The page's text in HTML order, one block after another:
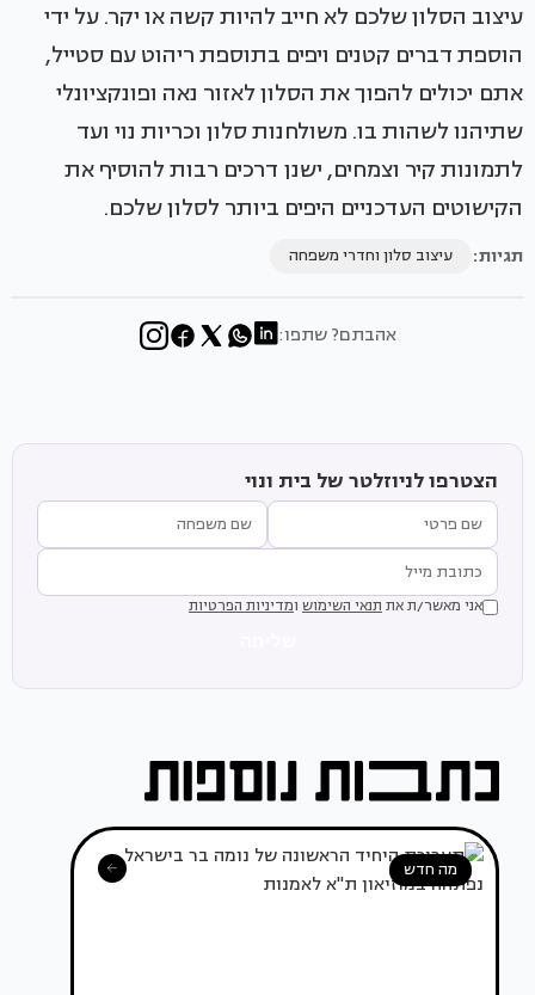
עיצוב הסלון שלכם לא חייב להיות קשה או יקר. על ידי
הוספת דברים קטנים ויפים בתוספת ריהוט עם סטייל,
אתם יכולים להפוך את הסלון לאזור נאה ופונקציונלי
שתיהנו לשהות בו. משולחנות סלון וכריות נוי ועד
לתמונות קיר וצמחים, ישנן דרכים רבות להוסיף את
הקישוטים העדכניים היפים ביותר לסלון שלכם.
תגיות: עיצוב סלון וחדרי משפחה
אהבתם? שתפו:
הצטרפו לניוזלטר של בית ונוי
אני מאשר/ת את תנאי השימוש ומדיניות הפרטיות
מה חדש